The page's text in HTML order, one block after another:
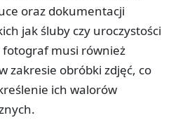
oraz dokumentacji
jak śluby czy uroczystości
fotograf musi również
zakresie obróbki zdjęć, co
ich walorów